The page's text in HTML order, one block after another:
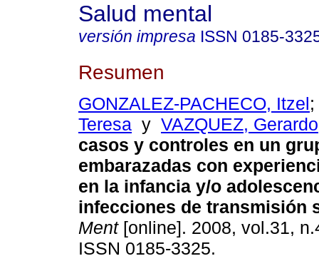
Salud mental
versión impresa ISSN 0185-
Resumen
GONZALEZ-PACHECO, Itzel;
Teresa y VAZQUEZ, Gerardo
casos y controles en un
embarazadas con
en la infancia y/o
infecciones de transmisión
Ment[online]. 2008, vol.31,
ISSN 0185-3325.